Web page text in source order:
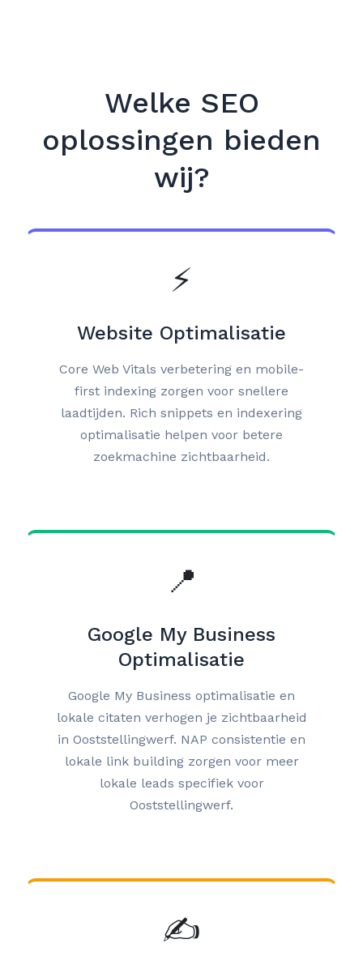
Welke SEO
oplossingen bieden
wij?
⚡
Website Optimalisatie
Core Web Vitals verbetering en mobile-
first indexing zorgen voor snellere
laadtijden. Rich snippets en indexering
optimalisatie helpen voor betere
zoekmachine zichtbaarheid.
📍
Google My Business
Optimalisatie
Google My Business optimalisatie en
lokale citaten verhogen je zichtbaarheid
in Ooststellingwerf. NAP consistentie en
lokale link building zorgen voor meer
lokale leads specifiek voor
Ooststellingwerf.
✍️